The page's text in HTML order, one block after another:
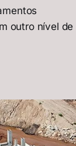
outro nível de